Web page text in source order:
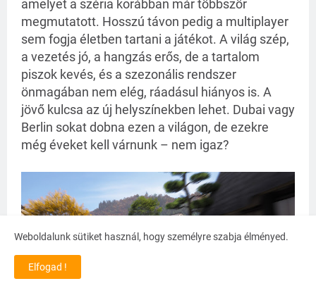
amelyet a széria korábban már többször
megmutatott. Hosszú távon pedig a multiplayer
sem fogja életben tartani a játékot. A világ szép,
a vezetés jó, a hangzás erős, de a tartalom
piszok kevés, és a szezonális rendszer
önmagában nem elég, ráadásul hiányos is. A
jövő kulcsa az új helyszínekben lehet. Dubai vagy
Berlin sokat dobna ezen a világon, de ezekre
még éveket kell várnunk – nem igaz?
Weboldalunk sütiket használ, hogy személyre szabja élményed.
Elfogad !